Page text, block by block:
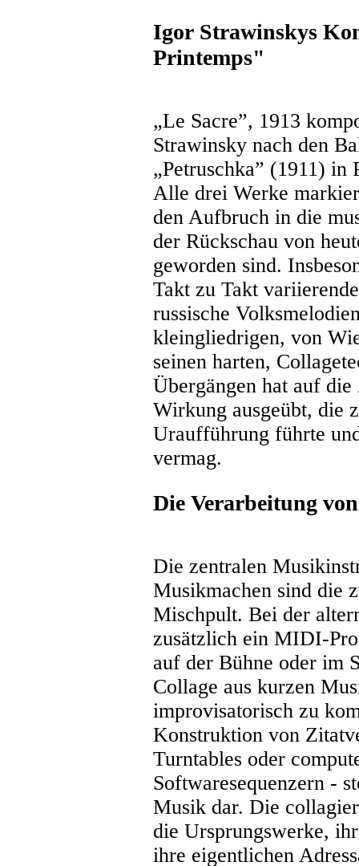
Igor Strawinskys
Printemps"
„Le Sacre”, 1913
Strawinsky nach den
„Petruschka” (1911)
Alle drei Werke
den Aufbruch in die
der Rückschau von
geworden sind.
Takt zu Takt
russische
kleingliedrigen, von
seinen harten,
Übergängen hat auf
Wirkung ausgeübt, die
Uraufführung führte
vermag.
Die Verarbeitung
Die zentralen
Musikmachen sind die
Mischpult. Bei der
zusätzlich ein MIDI-
auf der Bühne oder im
Collage aus kurzen
improvisatorisch zu
Konstruktion von
Turntables oder
Softwaresequenzern -
Musik dar. Die
die Ursprungswerke,
ihre eigentlichen